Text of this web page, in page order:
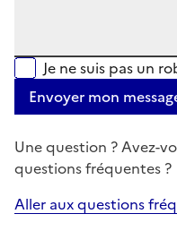
Je ne suis pas un
Envoyer mon
Une question ? Avez-
questions fréquentes ?
Aller aux questions